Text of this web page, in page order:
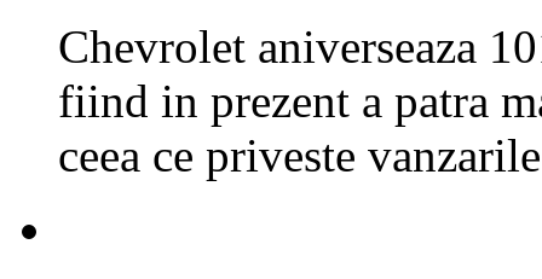
Chevrolet aniverseaza
fiind in prezent a patra
ceea ce priveste